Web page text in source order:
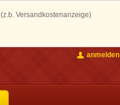
(z.b. Versandkostenanzeige)
anmelden